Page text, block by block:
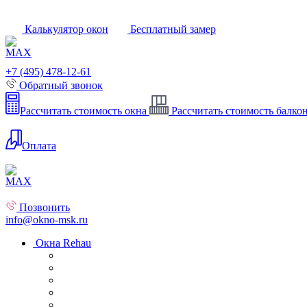
Калькулятор окон Бесплатный замер
+7 (495) 478-12-61
Обратный звонок
Рассчитать стоимость окна Рассчитать стоимость
Оплата
Позвонить
info@okno-msk.ru
Окна Rehau